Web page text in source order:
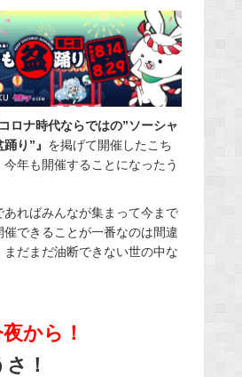
コロナ時代ならではの”ソーシャ
り”』 を掲げて開催したこち
今年も開催することになったう
あればみんなが集まって今まで
できることが一番なのは間違
まだまだ油断できない世の中な
から！
！